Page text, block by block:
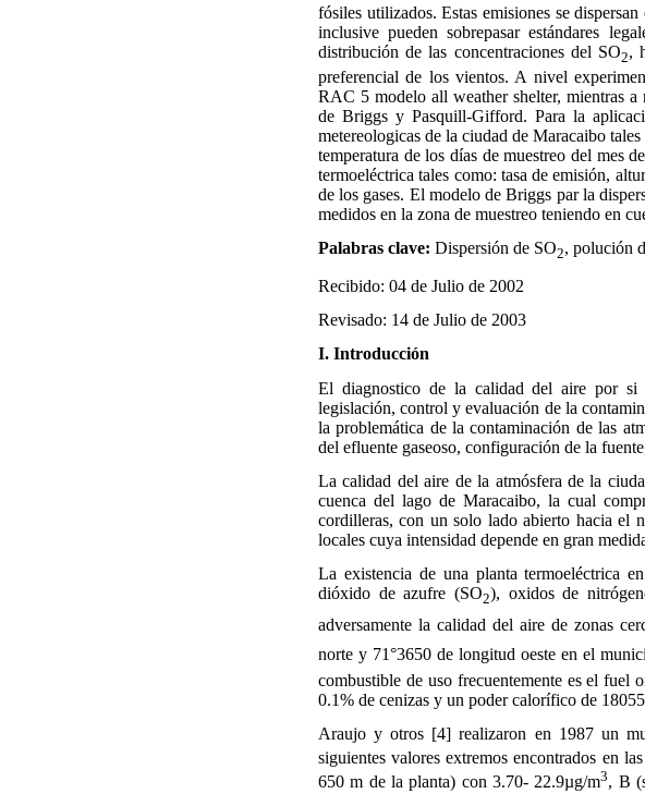
fósiles utilizados. Estas emisiones se
inclusive pueden sobrepasar estándares
distribución de las concentraciones del SO2,
preferencial de los vientos. A nivel
RAC 5 modelo all weather shelter, mientras
de Briggs y Pasquill-Gifford. Para la
metereologicas de la ciudad de Maracaibo
temperatura de los días de muestreo del mes
termoeléctrica tales como: tasa de emisión,
de los gases. El modelo de Briggs par la
medidos en la zona de muestreo teniendo en
Palabras clave: Dispersión de SO2, polución
Recibido: 04 de Julio de 2002
Revisado: 14 de Julio de 2003
I. Introducción
El diagnostico de la calidad del aire por si
legislación, control y evaluación de la
la problemática de la contaminación de las
del efluente gaseoso, configuración de la
La calidad del aire de la atmósfera de la
cuenca del lago de Maracaibo, la cual
cordilleras, con un solo lado abierto hacia el
locales cuya intensidad depende en gran
La existencia de una planta termoeléctrica
dióxido de azufre (SO2), oxidos de
adversamente la calidad del aire de zonas
norte y 71°3650 de longitud oeste en el
combustible de uso frecuentemente es el fuel
0.1% de cenizas y un poder calorífico de
Araujo y otros [4] realizaron en 1987 un
siguientes valores extremos encontrados en
650 m de la planta) con 3.70- 22.9µg/m3, B